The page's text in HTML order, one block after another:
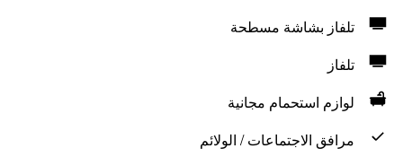
تلفاز بشاشة مسطحة
تلفاز
لوازم استحمام مجانية
مرافق الاجتماعات / الولائم